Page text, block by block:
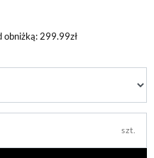
obniżką: 299.99zł
szt.